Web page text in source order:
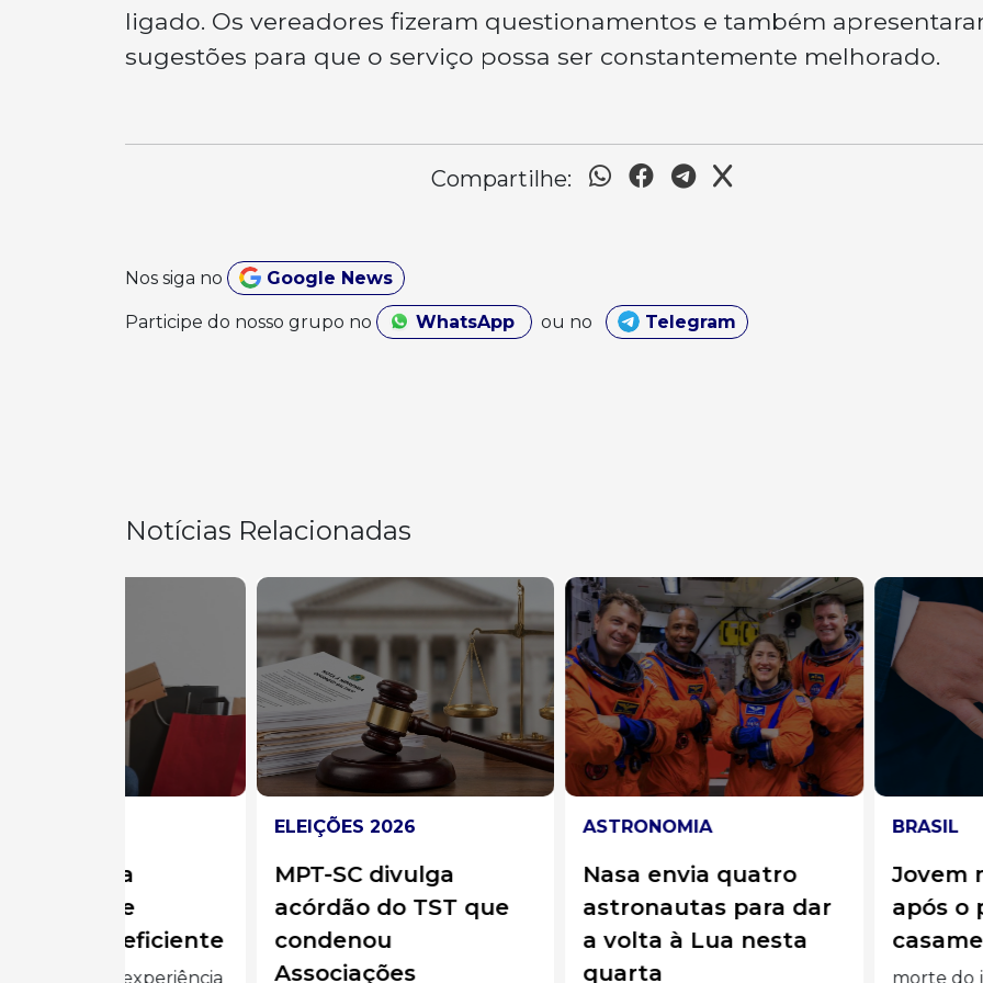
ligado. Os vereadores fizeram questionamentos e também
sugestões para que o serviço possa ser constantemente melhorado.
Compartilhe:
Nos siga no Google News
Participe do nosso grupo no WhatsApp ou no Telegram
Notícias Relacionadas
ELEIÇÕES 2026
MPT-SC divulga
acórdão do TST que
condenou
Associações
Nasa envia quatro
astronautas para dar
a volta à Lua nesta
Jovem morre um
após o próprio
casamento em
morte do jovem, que